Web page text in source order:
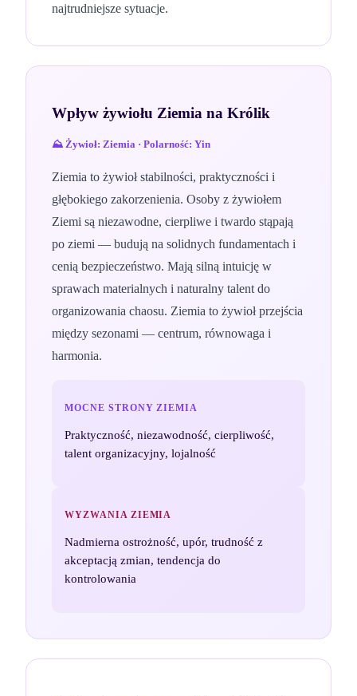
najtrudniejsze sytuacje.
Wpływ żywiołu Ziemia na Królik
⛰️ Żywioł: Ziemia · Polarność: Yin
Ziemia to żywioł stabilności, praktyczności i
głębokiego zakorzenienia. Osoby z żywiołem
Ziemi są niezawodne, cierpliwe i twardo stąpają
po ziemi — budują na solidnych fundamentach i
cenią bezpieczeństwo. Mają silną intuicję w
sprawach materialnych i naturalny talent do
organizowania chaosu. Ziemia to żywioł przejścia
między sezonami — centrum, równowaga i
harmonia.
MOCNE STRONYZIEMIA
Praktyczność, niezawodność, cierpliwość,
talent organizacyjny, lojalność
WYZWANIA ZIEMIA
Nadmierna ostrożność, upór, trudność z
akceptacją zmian, tendencja do
kontrolowania